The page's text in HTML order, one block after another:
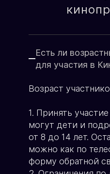
ГенеральныйХОЧУ
Имя родителя:
Возраст
ЗАПИСЬ В
Есть ли
для участия в
Возраст
1. Принять
могут дети и
от 8 до 14 лет.
можно как по
форму обратной